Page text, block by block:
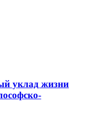
уклад жизни